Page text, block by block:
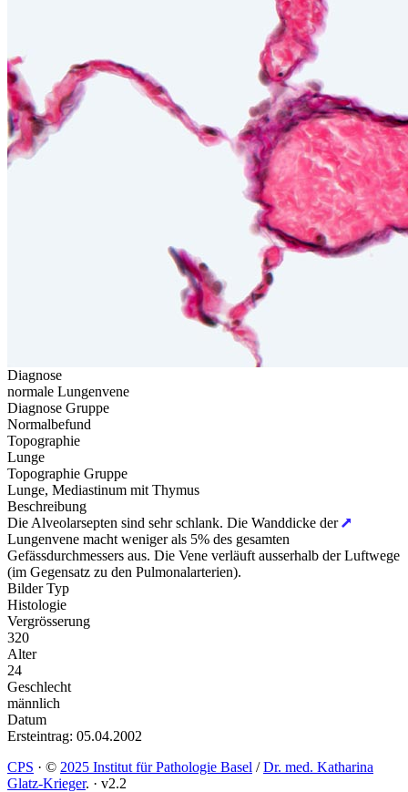
Diagnose
normale Lungenvene
Diagnose Gruppe
Normalbefund
Topographie
Lunge
Topographie Gruppe
Lunge, Mediastinum mit Thymus
Beschreibung
Die Alveolarsepten sind sehr schlank. Die Wanddicke der
Lungenvene macht weniger als 5% des gesamten
Gefässdurchmessers aus. Die Vene verläuft ausserhalb der Luftwege
(im Gegensatz zu den Pulmonalarterien).
Bilder Typ
Histologie
Vergrösserung
320
Alter
24
Geschlecht
männlich
Datum
Ersteintrag: 05.04.2002
CPS · © 2025 Institut für Pathologie Basel /Dr. med. Katharina
Glatz-Krieger. · v2.2